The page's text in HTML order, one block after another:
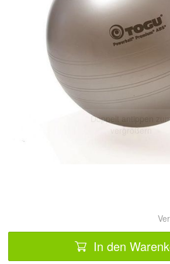
Doppelt antippen
vergrößern
In den